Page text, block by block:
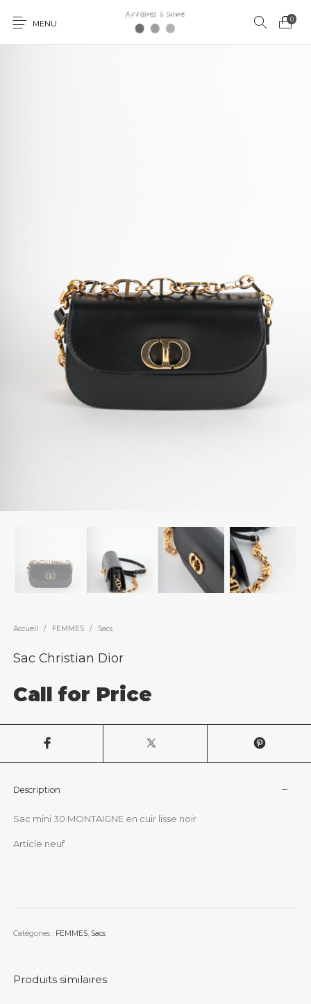
MENU 0
Accueil / FEMMES / Sacs
Sac Christian Dior
Call for Price
Description
Sac mini 30 MONTAIGNE en cuir lisse noir
Article neuf
Catégories : FEMMES, Sacs
Produits similaires